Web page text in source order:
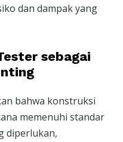
dan dampak yang
sebagai
bahwa konstruksi
memenuhi standar
diperlukan,